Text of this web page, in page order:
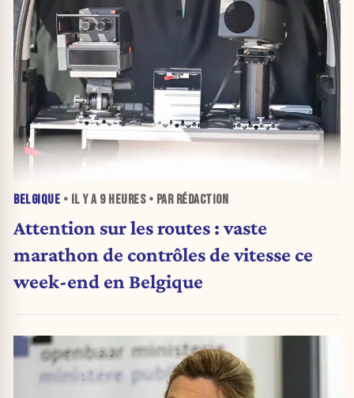
BELGIQUE • IL Y A 9 HEURES• PAR RÉDACTION
Attention sur les routes : vaste
marathon de contrôles de vitesse ce
week-end en Belgique